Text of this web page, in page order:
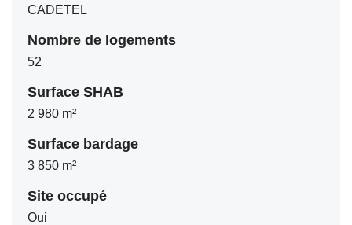
CADETEL
Nombre de logements
52
Surface SHAB
2 980 m²
Surface bardage
3 850 m²
Site occupé
Oui